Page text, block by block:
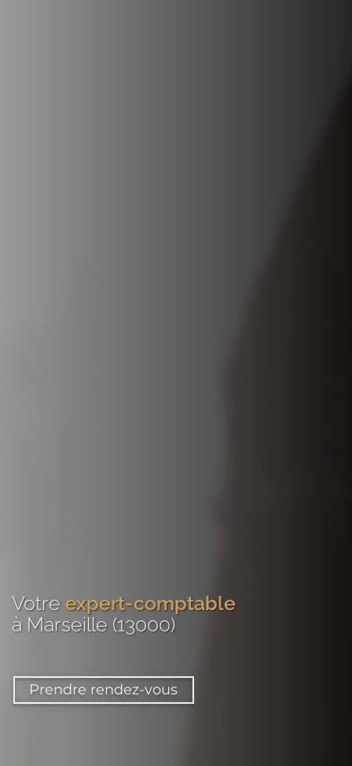
Votre expert-comptable
à Marseille (13000)
Prendre rendez-vous